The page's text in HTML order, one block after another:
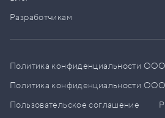
Разработчикам
Политика конфиденциальности
Политика конфиденциальности ООО
Пользовательское соглашение